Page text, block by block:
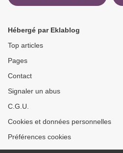
Sub Torrent Filmovita
Hébergé par Eklablog
Top articles
Pages
Contact
Signaler un abus
C.G.U.
Cookies et données personnelles
Préférences cookies